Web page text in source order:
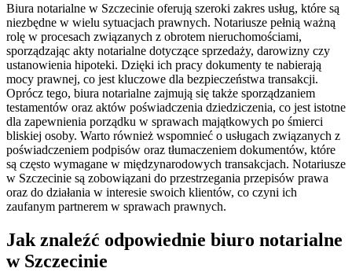
Biura notarialne w Szczecinie oferują szeroki zakres usług, które są
niezbędne w wielu sytuacjach prawnych. Notariusze pełnią ważną
rolę w procesach związanych z obrotem nieruchomościami,
sporządzając akty notarialne dotyczące sprzedaży, darowizny czy
ustanowienia hipoteki. Dzięki ich pracy dokumenty te nabierają
mocy prawnej, co jest kluczowe dla bezpieczeństwa transakcji.
Oprócz tego, biura notarialne zajmują się także sporządzaniem
testamentów oraz aktów poświadczenia dziedziczenia, co jest istotne
dla zapewnienia porządku w sprawach majątkowych po śmierci
bliskiej osoby. Warto również wspomnieć o usługach związanych z
poświadczeniem podpisów oraz tłumaczeniem dokumentów, które
są często wymagane w międzynarodowych transakcjach. Notariusze
w Szczecinie są zobowiązani do przestrzegania przepisów prawa
oraz do działania w interesie swoich klientów, co czyni ich
zaufanym partnerem w sprawach prawnych.
Jak znaleźć odpowiednie biuro notarialne
w Szczecinie